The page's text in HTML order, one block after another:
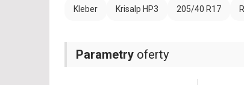
Kleber Krisalp HP3 205/40 R17
Parametry oferty